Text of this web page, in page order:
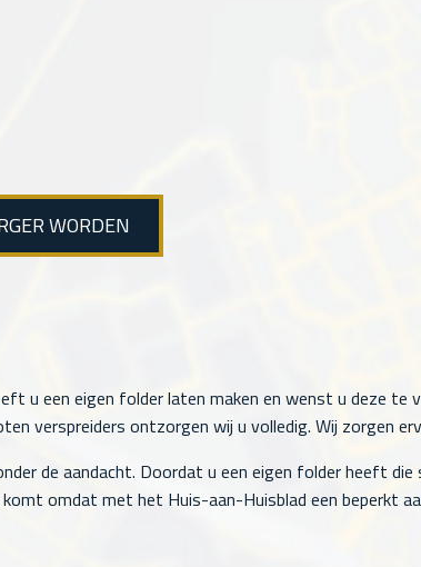
WORDEN
u een eigen folder laten maken en wenst u deze te
verspreiders ontzorgen wij u volledig. Wij zorgen
de aandacht. Doordat u een eigen folder heeft
omdat met het Huis-aan-Huisblad een beperkt